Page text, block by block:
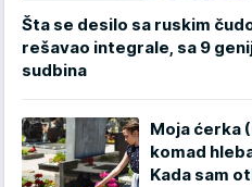
Šta se desilo sa ruskim
rešavao integrale, sa 9
sudbina
Moja ćerka
komad
Kada sam